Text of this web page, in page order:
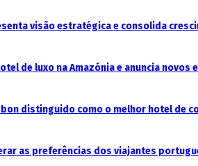
visão estratégica e consolida
de luxo na Amazónia e anuncia
distinguido como o melhor hotel de
as preferências dos viajantes